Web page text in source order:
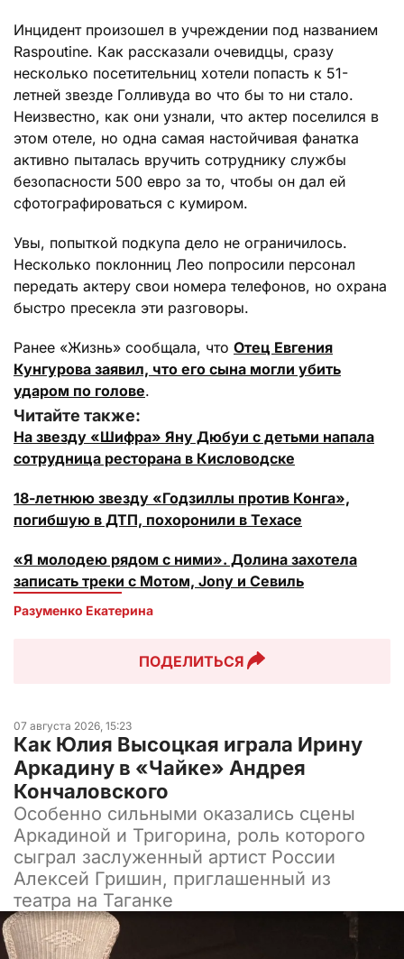
Инцидент произошел в учреждении под названием
Raspoutine. Как рассказали очевидцы, сразу
несколько посетительниц хотели попасть к 51-
летней звезде Голливуда во что бы то ни стало.
Неизвестно, как они узнали, что актер поселился в
этом отеле, но одна самая настойчивая фанатка
активно пыталась вручить сотруднику службы
безопасности 500 евро за то, чтобы он дал ей
сфотографироваться с кумиром.
Увы, попыткой подкупа дело не ограничилось.
Несколько поклонниц Лео попросили персонал
передать актеру свои номера телефонов, но охрана
быстро пресекла эти разговоры.
Ранее «Жизнь» сообщала, что Отец Евгения
Кунгурова заявил, что его сына могли убить
ударом по голове.
Читайте также:
На звезду «Шифра» Яну Дюбуи с детьми напала
сотрудница ресторана в Кисловодске
18-летнюю звезду «Годзиллы против Конга»,
погибшую в ДТП, похоронили в Техасе
«Я молодею рядом с ними». Долина захотела
записать треки с Мотом, Jony и Севиль
Разуменко Екатерина
ПОДЕЛИТЬСЯ
07 августа 2026, 15:23
Как Юлия Высоцкая играла Ирину
Аркадину в «Чайке» Андрея
Кончаловского
Особенно сильными оказались сцены
Аркадиной и Тригорина, роль которого
сыграл заслуженный артист России
Алексей Гришин, приглашенный из
театра на Таганке